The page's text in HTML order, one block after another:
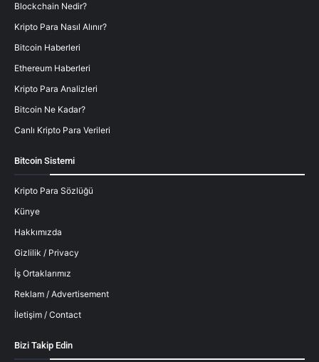
Blockchain Nedir?
Kripto Para Nasıl Alınır?
Bitcoin Haberleri
Ethereum Haberleri
Kripto Para Analizleri
Bitcoin Ne Kadar?
Canlı Kripto Para Verileri
Bitcoin Sistemi
Kripto Para Sözlüğü
Künye
Hakkımızda
Gizlilik / Privacy
İş Ortaklarımız
Reklam / Advertisement
İletişim / Contact
Bizi Takip Edin